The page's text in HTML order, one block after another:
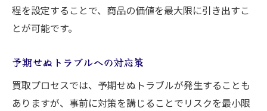
程を設定することで、商品の価値を最大限に引き出すこ
とが可能です。
予期せぬトラブルへの対応策
買取プロセスでは、予期せぬトラブルが発生することも
ありますが、事前に対策を講じることでリスクを最小限